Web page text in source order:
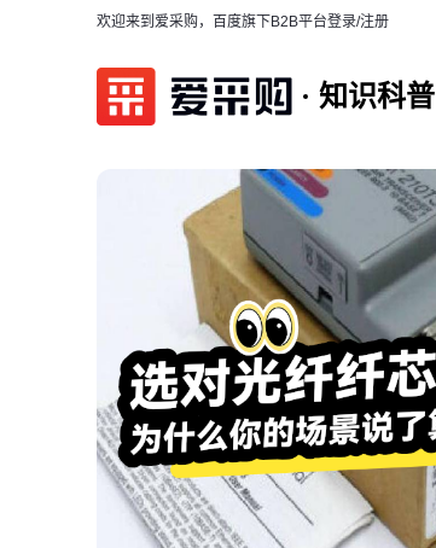
欢迎来到爱采购，百度旗下B2B平台登录/注册
知识科普